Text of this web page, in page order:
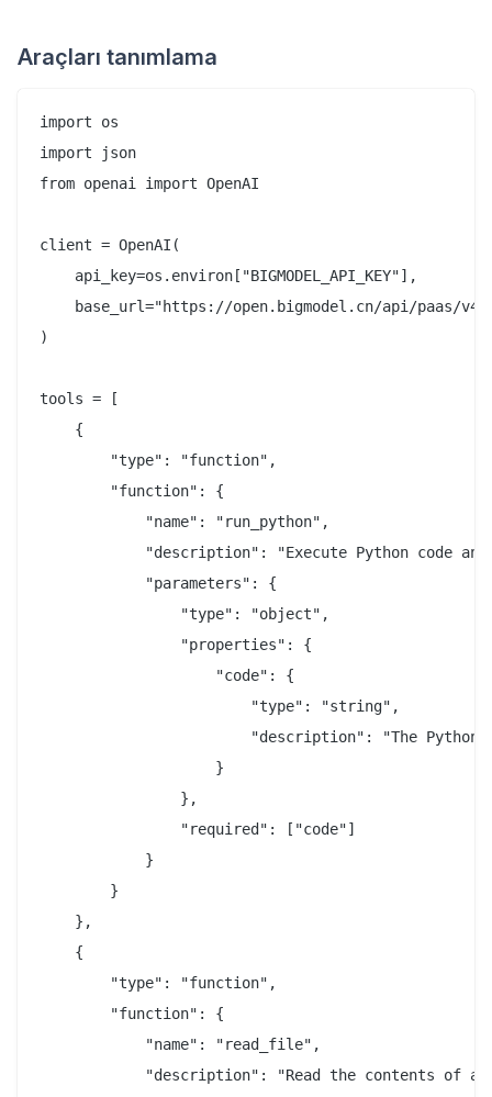
Araçları tanımlama
import os
import json
from openai import OpenAI
client = OpenAI(
    api_key=os.environ["BIGMODEL_API_KEY"],
base_url="https://open.bigmodel.cn/api/paas/v4/
)
tools = [
    {
        "type": "function",
        "function": {
            "name": "run_python",
"description": "Execute Python code
            "parameters": {
                "type": "object",
                "properties": {
                    "code": {
                        "type": "string",
"description": "The Python
                    }
                },
                "required": ["code"]
            }
        }
    },
    {
        "type": "function",
        "function": {
            "name": "read_file",
"description": "Read the contents of a